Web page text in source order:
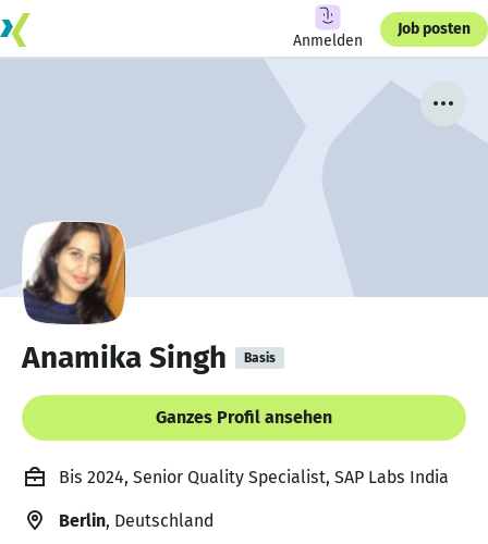
Anmelden
Job posten
Anamika Singh Basis
Ganzes Profil ansehen
Bis 2024, Senior Quality Specialist, SAP Labs India
Berlin, Deutschland